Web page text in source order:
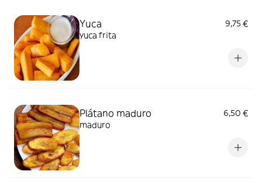
Yuca
9,75 €
yuca frita
Plátano maduro
6,50 €
maduro